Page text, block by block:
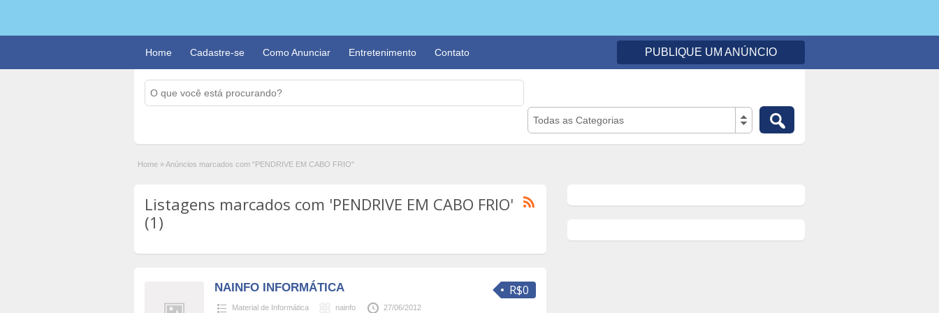
Home Cadastre-se Como Anunciar Entretenimento Contato PUBLIQUE UM ANÚNCIO
Todas as Categorias
Home »Anúncios marcados com "PENDRIVE EM CABO FRIO"
Listagens marcados com 'PENDRIVE EM CABO FRIO'
(1)
R$0
NAINFO INFORMÁTICA
Material de Informática nainfo 27/06/2012